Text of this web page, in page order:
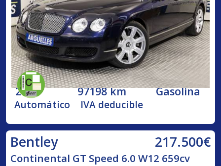
2005 97198 km Gasolina
Automático IVA deducible
Bentley 217.500€
Continental GT Speed 6.0 W12 659cv